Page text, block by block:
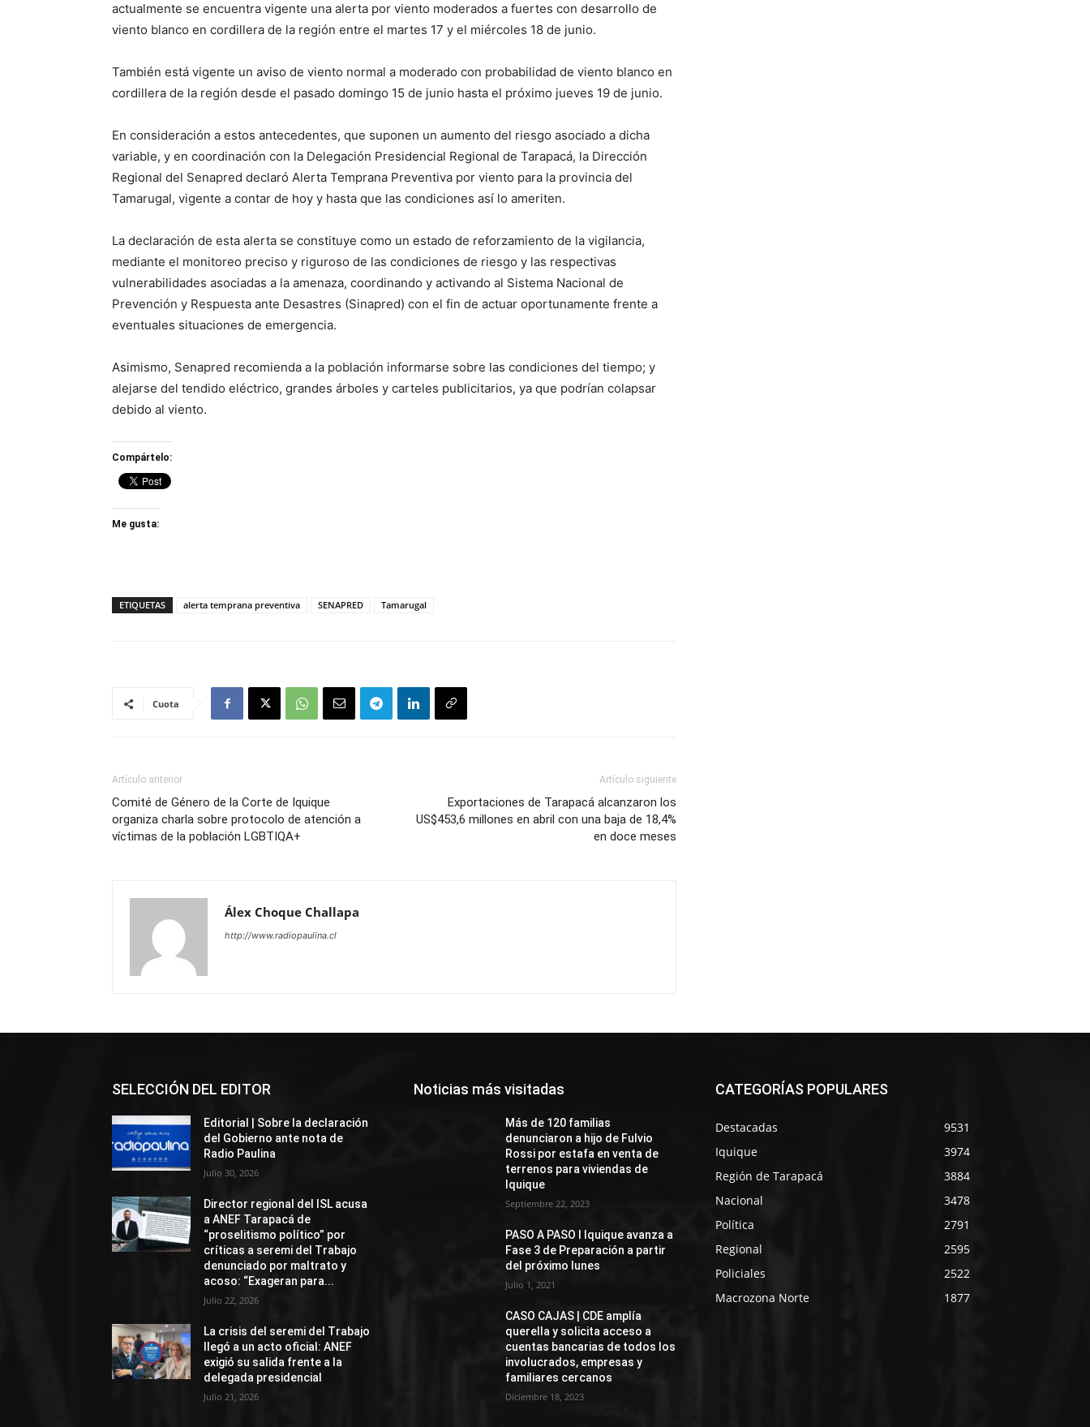
actualmente se encuentra vigente una alerta por viento moderados a fuertes con desarrollo de
viento blanco en cordillera de la región entre el martes 17 y el miércoles 18 de junio.
También está vigente un aviso de viento normal a moderado con probabilidad de viento blanco en
cordillera de la región desde el pasado domingo 15 de junio hasta el próximo jueves 19 de junio.
En consideración a estos antecedentes, que suponen un aumento del riesgo asociado a dicha
variable, y en coordinación con la Delegación Presidencial Regional de Tarapacá, la Dirección
Regional del Senapred declaró Alerta Temprana Preventiva por viento para la provincia del
Tamarugal, vigente a contar de hoy y hasta que las condiciones así lo ameriten.
La declaración de esta alerta se constituye como un estado de reforzamiento de la vigilancia,
mediante el monitoreo preciso y riguroso de las condiciones de riesgo y las respectivas
vulnerabilidades asociadas a la amenaza, coordinando y activando al Sistema Nacional de
Prevención y Respuesta ante Desastres (Sinapred) con el fin de actuar oportunamente frente a
eventuales situaciones de emergencia.
Asimismo, Senapred recomienda a la población informarse sobre las condiciones del tiempo; y
alejarse del tendido eléctrico, grandes árboles y carteles publicitarios, ya que podrían colapsar
debido al viento.
Compártelo:
Me gusta:
ETIQUETAS alerta temprana preventiva SENAPRED Tamarugal
Cuota
Artículo anterior
Comité de Género de la Corte de Iquique
organiza charla sobre protocolo de atención a
víctimas de la población LGBTIQA+
Artículo siguiente
Exportaciones de Tarapacá alcanzaron los
US$453,6 millones en abril con una baja de 18,4%
en doce meses
Álex Choque Challapa
http://www.radiopaulina.cl
SELECCIÓN DEL EDITOR
Editorial | Sobre la declaración
del Gobierno ante nota de
Radio Paulina
Julio 30, 2026
Director regional del ISL acusa
a ANEF Tarapacá de
“proselitismo político” por
críticas a seremi del Trabajo
denunciado por maltrato y
acoso: “Exageran para...
Julio 22, 2026
La crisis del seremi del Trabajo
llegó a un acto oficial: ANEF
exigió su salida frente a la
delegada presidencial
Julio 21, 2026
Noticias más visitadas
Más de 120 familias
denunciaron a hijo de Fulvio
Rossi por estafa en venta de
terrenos para viviendas de
Iquique
Septiembre 22, 2023
PASO A PASO I Iquique avanza a
Fase 3 de Preparación a partir
del próximo lunes
Julio 1, 2021
CASO CAJAS | CDE amplía
querella y solicita acceso a
cuentas bancarias de todos los
involucrados, empresas y
familiares cercanos
Diciembre 18, 2023
CATEGORÍAS POPULARES
Destacadas
9531
Iquique
3974
Región de Tarapacá
3884
Nacional
3478
Política
2791
Regional
2595
Policiales
2522
Macrozona Norte
1877